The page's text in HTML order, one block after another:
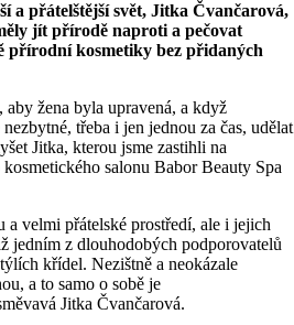
a přátelštější svět, Jitka Čvančarová,
jít přírodě naproti a pečovat
přírodní kosmetiky bez přidaných
aby žena byla upravená, a když
třeba i jen jednou za čas, udělat
Jitka, kterou jsme zastihli na
salonu Babor Beauty Spa
velmi přátelské prostředí, ale i jejich
jedním z dlouhodobých podporovatelů
křídel. Nezištně a neokázale
a to samo o sobě je
Jitka Čvančarová.